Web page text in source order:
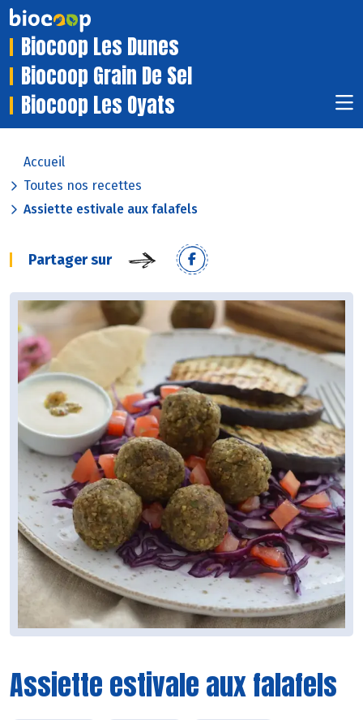
Biocoop Les Dunes
Biocoop Grain De Sel
Biocoop Les Oyats
Accueil
Toutes nos recettes
Assiette estivale aux falafels
Partager sur
Assiette estivale aux falafels